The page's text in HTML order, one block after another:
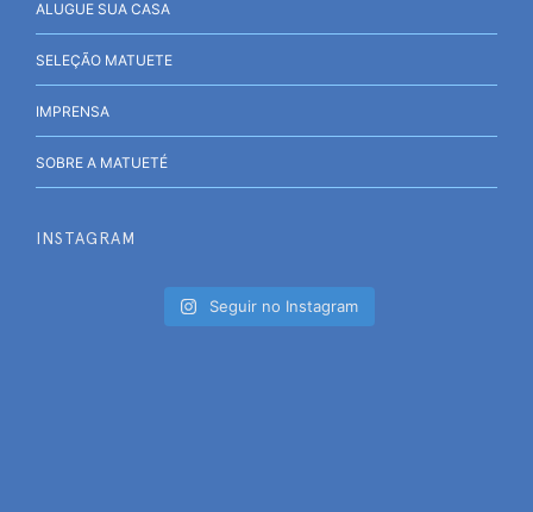
ALUGUE SUA CASA
SELEÇÃO MATUETE
IMPRENSA
SOBRE A MATUETÉ
INSTAGRAM
Seguir no Instagram